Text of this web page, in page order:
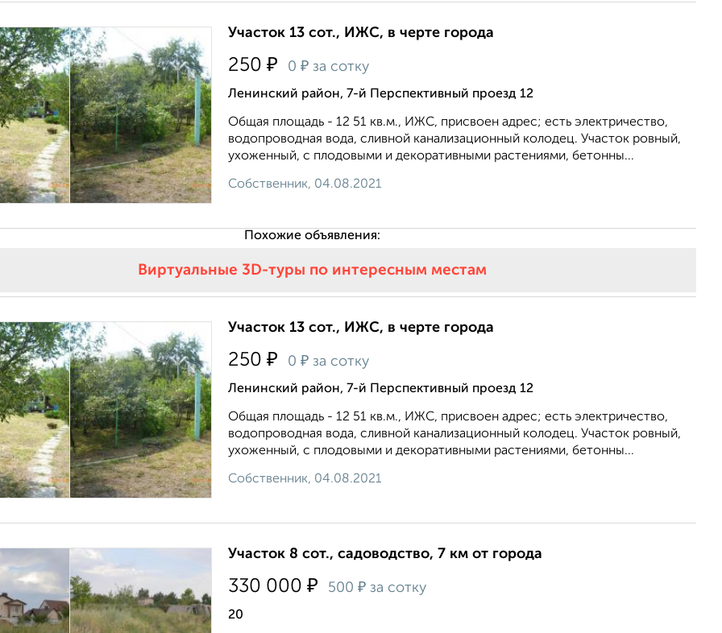
Участок 13 сот., ИЖС, в черте города
250 ₽ 0 ₽ за сотку
Ленинский район, 7-й Перспективный проезд 12
Общая площадь - 12 51 кв.м., ИЖС, присвоен адрес; есть электричество,
водопроводная вода, сливной канализационный колодец. Участок ровный,
ухоженный, с плодовыми и декоративными растениями, бетонны...
Собственник, 04.08.2021
Похожие объявления:
Виртуальные 3D-туры по интересным местам
Участок 13 сот., ИЖС, в черте города
250 ₽ 0 ₽ за сотку
Ленинский район, 7-й Перспективный проезд 12
Общая площадь - 12 51 кв.м., ИЖС, присвоен адрес; есть электричество,
водопроводная вода, сливной канализационный колодец. Участок ровный,
ухоженный, с плодовыми и декоративными растениями, бетонны...
Собственник, 04.08.2021
Участок 8 сот., садоводство, 7 км от города
330 000 ₽ 500 ₽ за сотку
20